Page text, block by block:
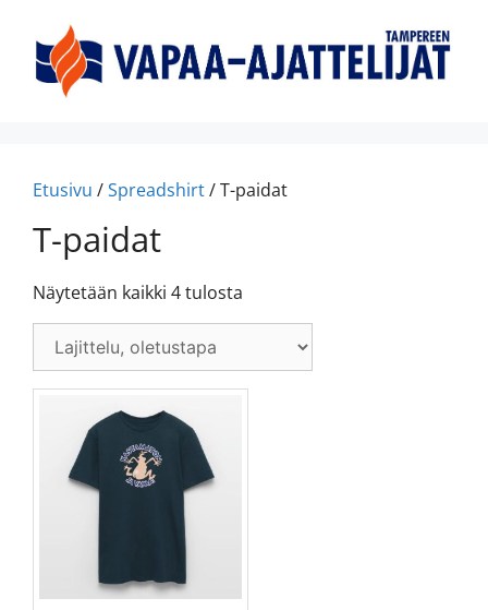
Etusivu /Spreadshirt/ T-paidat
T-paidat
Näytetään kaikki 4 tulosta